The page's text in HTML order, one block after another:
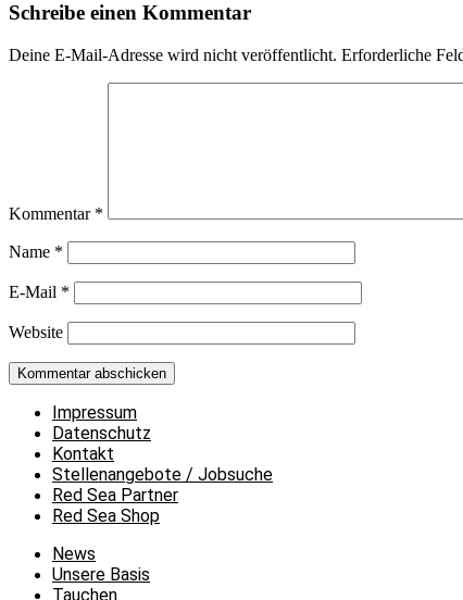
Schreibe einen Kommentar
Deine E-Mail-Adresse wird nicht veröffentlicht. Erforderliche
Kommentar *
Name *
E-Mail *
Website
Impressum
Datenschutz
Kontakt
Stellenangebote / Jobsuche
Red Sea Partner
Red Sea Shop
News
Unsere Basis
Tauchen